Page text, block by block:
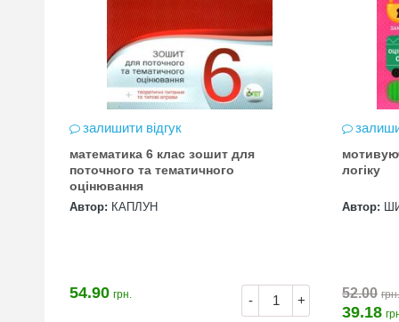
залишити відгук
математика 6 клас зошит для
поточного та тематичного
оцінювання
Автор: КАПЛУН
- +
54.90 грн.
логіку
Автор:
52.00 грн.
39.18